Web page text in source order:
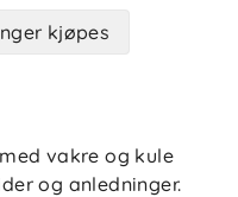
kjøpes
vakre og kule
og anledninger.